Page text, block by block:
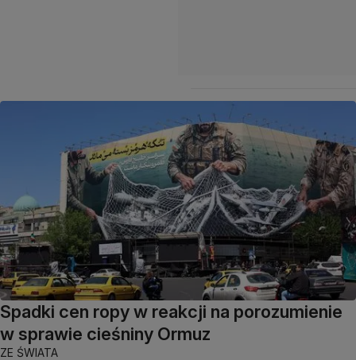
Spadki cen ropy w reakcji na porozumienie
w sprawie cieśniny Ormuz
ZE ŚWIATA